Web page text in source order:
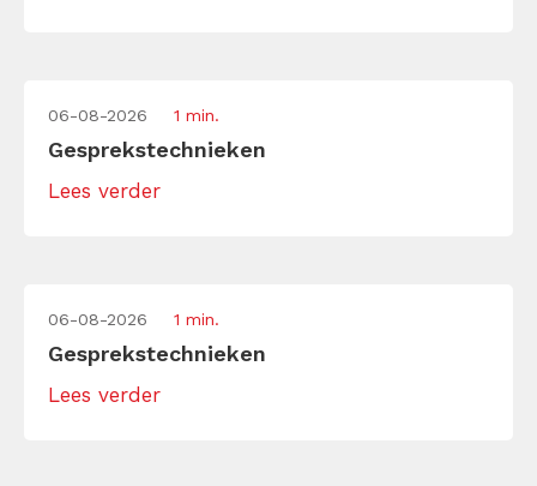
06-08-2026 1 min.
Gesprekstechnieken
Lees verder
06-08-2026 1 min.
Gesprekstechnieken
Lees verder